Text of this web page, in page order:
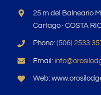
25 m del Balneario
Cartago · COSTA
Phone: (506) 2533
Email:
Web: